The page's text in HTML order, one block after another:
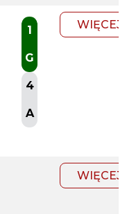
1
G
4
A
WIĘCEJ
WIĘCEJ